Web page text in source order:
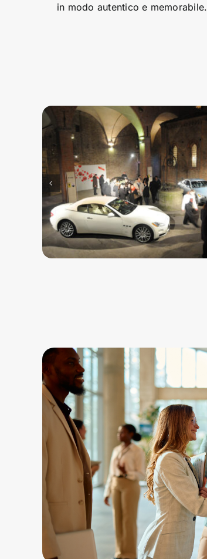
in modo autentico e memorabile.